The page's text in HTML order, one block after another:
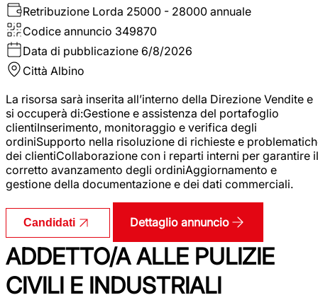
Retribuzione Lorda 25000 - 28000 annuale
Codice annuncio 349870
Data di pubblicazione 6/8/2026
Città Albino
La risorsa sarà inserita all’interno della Direzione Vendite e
si occuperà di:Gestione e assistenza del portafoglio
clientiInserimento, monitoraggio e verifica degli
ordiniSupporto nella risoluzione di richieste e
dei clientiCollaborazione con i reparti interni per garantire il
corretto avanzamento degli ordiniAggiornamento e
gestione della documentazione e dei dati commerciali.
Candidati Dettaglio annuncio
ADDETTO/A ALLE PULIZIE
CIVILI E INDUSTRIALI